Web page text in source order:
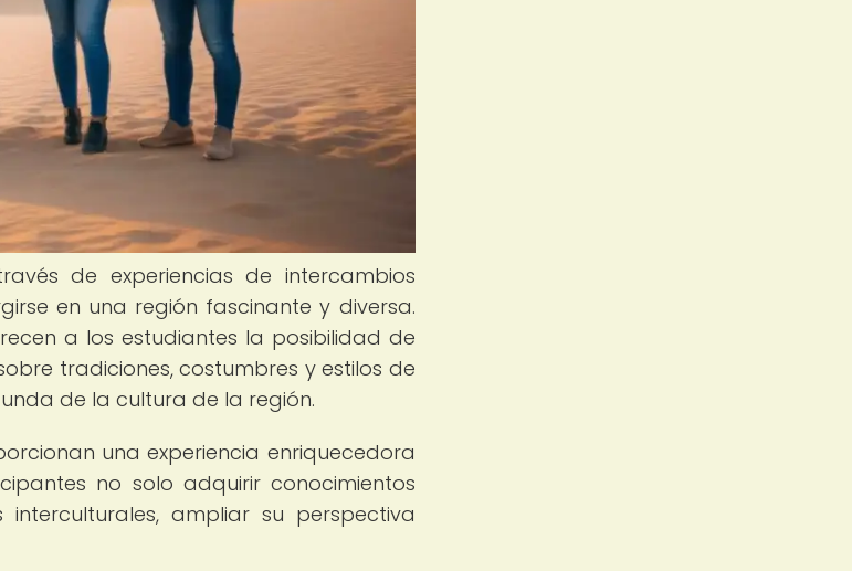
de experiencias de intercambios
en una región fascinante y diversa.
a los estudiantes la posibilidad de
tradiciones, costumbres y estilos de
de la cultura de la región.
una experiencia enriquecedora
no solo adquirir conocimientos
ampliar su perspectiva